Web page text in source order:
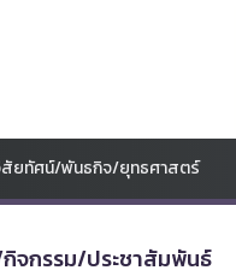
ยทัศน์/พันธกิจ/ยุทธศาสตร์
จกรรม/ประชาสัมพันธ์